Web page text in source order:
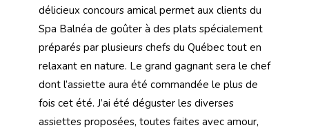
délicieux concours amical permet aux clients du
Spa Balnéa de goûter à des plats spécialement
préparés par plusieurs chefs du Québec tout en
relaxant en nature. Le grand gagnant sera le chef
dont l’assiette aura été commandée le plus de
fois cet été. J’ai été déguster les diverses
assiettes proposées, toutes faites avec amour,